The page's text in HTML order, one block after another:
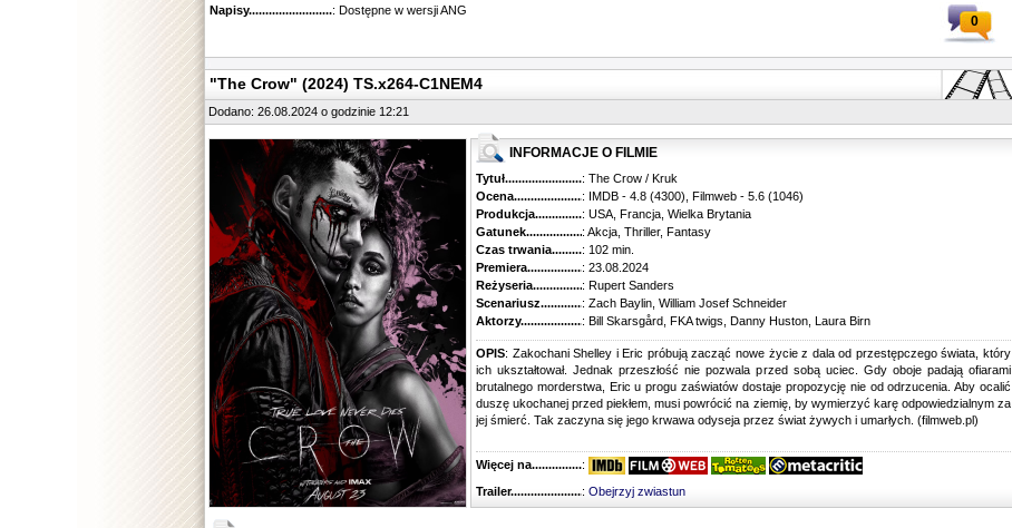
Napisy............................................: Dostępne w wersji ANG
0
"The Crow" (2024) TS.x264-C1NEM4
Dodano: 26.08.2024 o godzinie 12:21
INFORMACJE O FILMIE
Tytuł............................................
: The Crow / Kruk
Ocena.............................................: IMDB - 4.8 (4300), Filmweb - 5.6 (1046)
Produkcja.........................................
: USA, Francja, Wielka Brytania
Gatunek...........................................
: Akcja, Thriller, Fantasy
Czas trwania......................................
: 102 min.
Premiera..........................................
: 23.08.2024
Reżyseria........................................
: Rupert Sanders
Scenariusz........................................: Zach Baylin, William Josef Schneider
Aktorzy...........................................: Bill Skarsgård, FKA twigs, Danny Huston, Laura Birn
OPIS: Zakochani Shelley i Eric próbują zacząć nowe życie z dala od przestępczego świata, który
ich ukształtował. Jednak przeszłość nie pozwala przed sobą uciec. Gdy oboje padają ofiarami
brutalnego morderstwa, Eric u progu zaświatów dostaje propozycję nie od odrzucenia. Aby ocalić
duszę ukochanej przed piekłem, musi powrócić na ziemię, by wymierzyć karę odpowiedzialnym za
jej śmierć. Tak zaczyna się jego krwawa odyseja przez świat żywych i umarłych. (filmweb.pl)
Więcej na........................................
:
Trailer...........................................
: Obejrzyj zwiastun